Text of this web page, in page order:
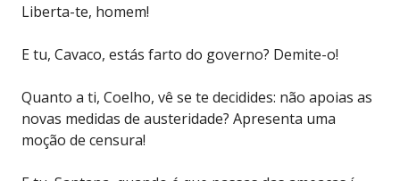
Liberta-te, homem!
E tu, Cavaco, estás farto do governo? Demite-o!
Quanto a ti, Coelho, vê se te decidides: não apoias as
novas medidas de austeridade? Apresenta uma
moção de censura!